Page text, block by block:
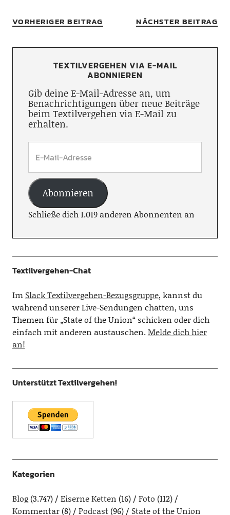
VORHERIGER BEITRAG NÄCHSTER BEITRAG
TEXTILVERGEHEN VIA E-MAIL
ABONNIEREN
Gib deine E-Mail-Adresse an, um
Benachrichtigungen über neue Beiträge
beim Textilvergehen via E-Mail zu
erhalten.
Abonnieren
Schließe dich 1.019 anderen Abonnenten an
Textilvergehen-Chat
Im Slack Textilvergehen-Bezugsgruppe, kannst du
während unserer Live-Sendungen chatten, uns
Themen für „State of the Union“ schicken oder dich
einfach mit anderen austauschen.Melde dich hier
an!
Unterstützt Textilvergehen!
Kategorien
Blog(3.747) Eiserne Ketten (16) Foto (112)
Kommentar(8) Podcast(96) State of the Union